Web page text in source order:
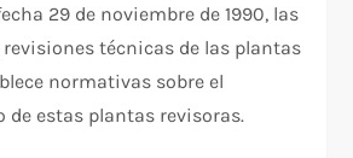
29 de noviembre de 1990, las
técnicas de las plantas
normativas sobre el
estas plantas revisoras.